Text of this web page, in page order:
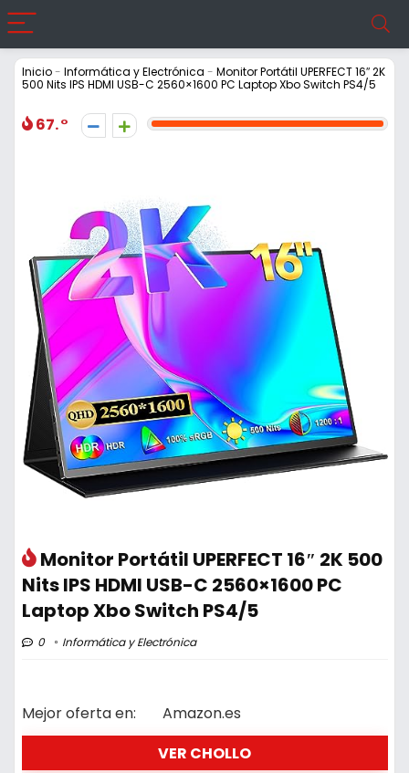
Inicio- Informática y Electrónica - Monitor Portátil UPERFECT 16″ 2K
500 Nits IPS HDMI USB-C 2560×1600 PC Laptop Xbo Switch PS4/5
67.
Monitor Portátil UPERFECT 16″ 2K 500
Nits IPS HDMI USB-C 2560×1600 PC
Laptop Xbo Switch PS4/5
0 Informática y Electrónica
Mejor oferta en:
Amazon.es
VER CHOLLO